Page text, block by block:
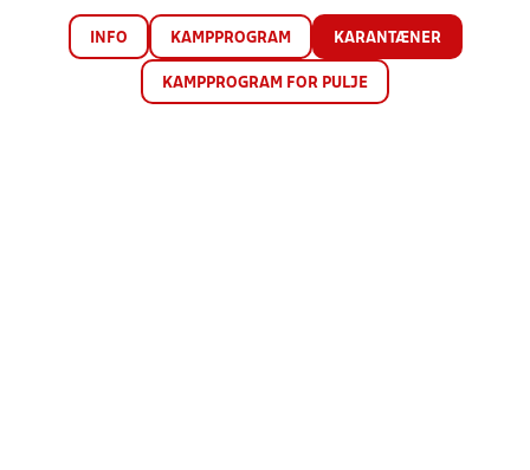
INFO KAMPPROGRAM KARANTÆNER
KAMPPROGRAM FOR PULJE